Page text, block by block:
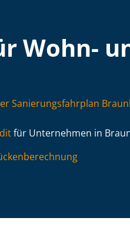
Wohn-
Sa­nie­rungs­fahr­plan
für Unternehmen in